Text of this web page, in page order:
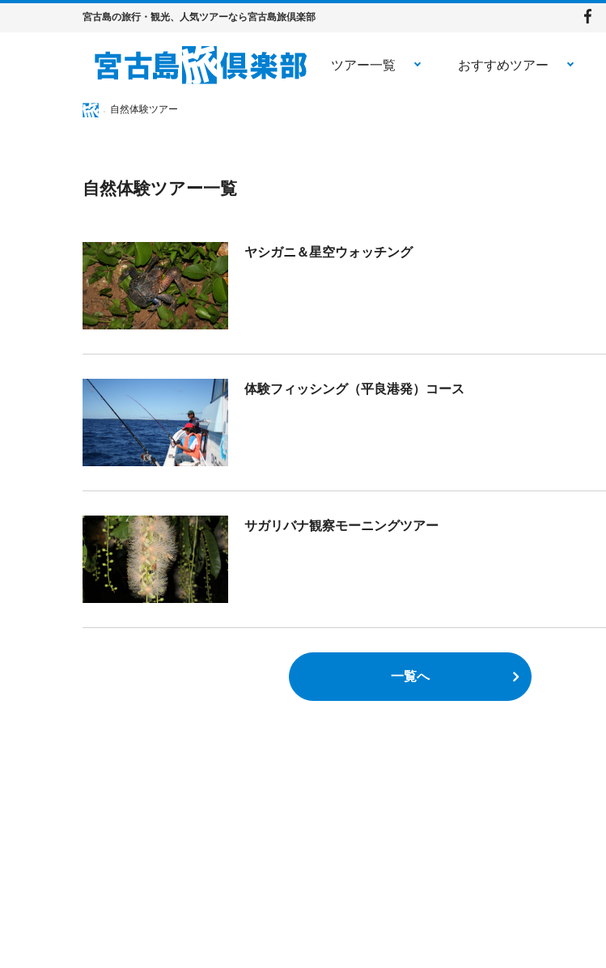
宮古島の旅行・観光、人気ツアーなら宮古島旅倶楽部
ツアー一覧 おすすめツアー
自然体験ツアー
自然体験ツアー一覧
ヤシガニ＆星空ウォッチング
体験フィッシング（平良港発）コース
サガリバナ観察モーニングツアー
一覧へ